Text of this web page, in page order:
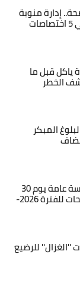
إدارة منوبة
ياكل قبل ما
الخطر
المبكر
النادي الإفريقي: جلسة عامة يوم 30
أوت وفتح باب الترشحات للفترة 2026-
للرضيع